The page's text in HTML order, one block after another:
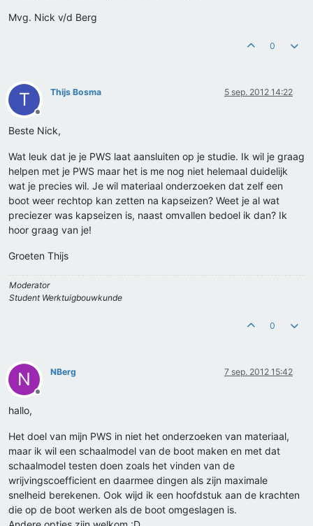
Mvg. Nick v/d Berg
0
T
Offline
Thijs Bosma 5 sep. 2012 14:22
Beste Nick,
Wat leuk dat je je PWS laat aansluiten op je studie. Ik wil je graag
helpen met je PWS maar het is me nog niet helemaal duidelijk
wat je precies wil. Je wil materiaal onderzoeken dat zelf een
boot weer rechtop kan zetten na kapseizen? Weet je al wat
preciezer was kapseizen is, naast omvallen bedoel ik dan? Ik
hoor graag van je!
Groeten Thijs
Moderator
Student Werktuigbouwkunde
0
N
Offline
NBerg 7 sep. 2012 15:42
hallo,
Het doel van mijn PWS in niet het onderzoeken van materiaal,
maar ik wil een schaalmodel van de boot maken en met dat
schaalmodel testen doen zoals het vinden van de
wrijvingscoefficient en daarmee dingen als zijn maximale
snelheid berekenen. Ook wijd ik een hoofdstuk aan de krachten
die op de boot werken als de boot omgeslagen is.